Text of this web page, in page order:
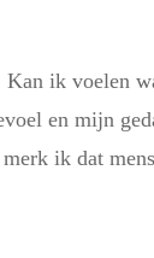
Kan ik voelen
en mijn
ik dat